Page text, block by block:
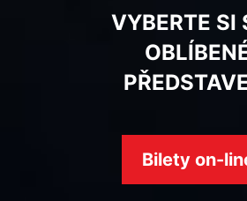
VYBERTE SI
Bilety on-